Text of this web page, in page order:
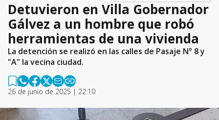
Detuvieron en Villa Gobernador
Gálvez a un hombre que robó
herramientas de una vivienda
La detención se realizó en las calles de Pasaje N° 8 y
"A" la vecina ciudad.
26 de junio de 2025 | 22:10